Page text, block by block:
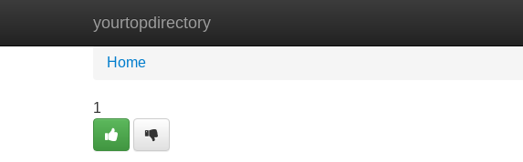
yourtopdirectory
Home New Site Listings
Home
1